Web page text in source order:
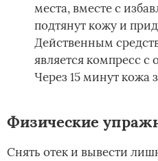
места, вместе с
подтянут кожу и
Действенным
является компресс с
Через 15 минут кожа
Физические
Снять отек и вывести